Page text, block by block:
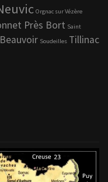
Orgnac sur Vézère
Près Bort Saint
Soudeilles Tillinac